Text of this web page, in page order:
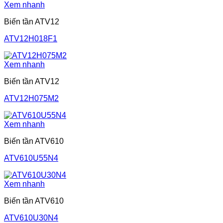
Xem nhanh
Biến tần ATV12
ATV12H018F1
Xem nhanh
Biến tần ATV12
ATV12H075M2
Xem nhanh
Biến tần ATV610
ATV610U55N4
Xem nhanh
Biến tần ATV610
ATV610U30N4